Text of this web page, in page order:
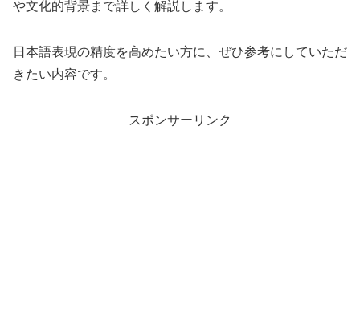
や文化的背景まで詳しく解説します。
日本語表現の精度を高めたい方に、ぜひ参考にしていただ
きたい内容です。
スポンサーリンク